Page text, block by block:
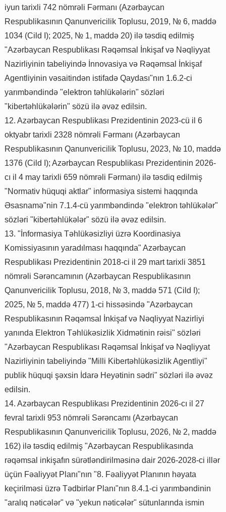
iyun tarixli 742 nömrəli Fərmanı (Azərbaycan
Respublikasının Qanunvericilik Toplusu, 2019, № 6, maddə
1034 (Cild I); 2025, № 1, maddə 20) ilə təsdiq edilmiş
"Azərbaycan Respublikası Rəqəmsal İnkişaf və Nəqliyyat
Nazirliyinin tabeliyində İnnovasiya və Rəqəmsal İnkişaf
Agentliyinin vəsaitindən istifadə Qaydası"nın 1.6.2-ci
yarımbəndində "elektron təhlükələrin" sözləri
"kibertəhlükələrin" sözü ilə əvəz edilsin.
12. Azərbaycan Respublikası Prezidentinin 2023-cü il 6
oktyabr tarixli 2328 nömrəli Fərmanı (Azərbaycan
Respublikasının Qanunvericilik Toplusu, 2023, № 10, maddə
1376 (Cild I); Azərbaycan Respublikası Prezidentinin 2026-
cı il 4 may tarixli 659 nömrəli Fərmanı) ilə təsdiq edilmiş
"Normativ hüquqi aktlar" informasiya sistemi haqqında
Əsasnamə"nin 7.1.4-cü yarımbəndində "elektron təhlükələr"
sözləri "kibertəhlükələr" sözü ilə əvəz edilsin.
13. "İnformasiya Təhlükəsizliyi üzrə Koordinasiya
Komissiyasının yaradılması haqqında" Azərbaycan
Respublikası Prezidentinin 2018-ci il 29 mart tarixli 3851
nömrəli Sərəncamının (Azərbaycan Respublikasının
Qanunvericilik Toplusu, 2018, № 3, maddə 571 (Cild I);
2025, № 5, maddə 477) 1-ci hissəsində "Azərbaycan
Respublikasının Rəqəmsal İnkişaf və Nəqliyyat Nazirliyi
yanında Elektron Təhlükəsizlik Xidmətinin rəisi" sözləri
"Azərbaycan Respublikası Rəqəmsal İnkişaf və Nəqliyyat
Nazirliyinin tabeliyində "Milli Kibertəhlükəsizlik Agentliyi"
publik hüquqi şəxsin İdarə Heyətinin sədri" sözləri ilə əvəz
edilsin.
14. Azərbaycan Respublikası Prezidentinin 2026-cı il 27
fevral tarixli 953 nömrəli Sərəncamı (Azərbaycan
Respublikasının Qanunvericilik Toplusu, 2026, № 2, maddə
162) ilə təsdiq edilmiş "Azərbaycan Respublikasında
rəqəmsal inkişafın sürətləndirilməsinə dair 2026-2028-ci illər
üçün Fəaliyyət Planı"nın "8. Fəaliyyət Planının həyata
keçirilməsi üzrə Tədbirlər Planı"nın 8.4.1-ci yarımbəndinin
"aralıq nəticələr" və "yekun nəticələr" sütunlarında ismin